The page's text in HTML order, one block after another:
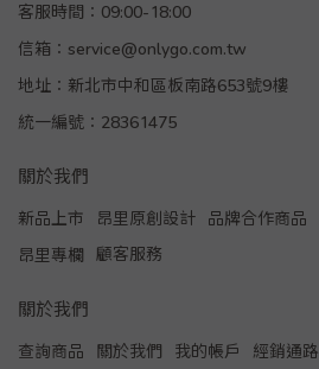
客服時間：09:00-18:00
信箱：service@onlygo.com.tw
地址：新北市中和區板南路653號9樓
統一編號：28361475
關於我們
新品上市 昂里原創設計 品牌合作商品
昂里專欄
顧客服務
關於我們
查詢商品 關於我們 我的帳戶 經銷通路